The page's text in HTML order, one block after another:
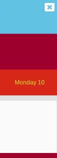
Monday 10